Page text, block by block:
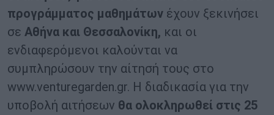
προγράμματος μαθημάτων έχουν ξεκινήσει
σε Αθήνα και Θεσσαλονίκη, και οι
ενδιαφερόμενοι καλούνται να
συμπληρώσουν την αίτησή τους στο
www.venturegarden.gr. Η διαδικασία για την
υποβολή αιτήσεων θα ολοκληρωθεί στις 25